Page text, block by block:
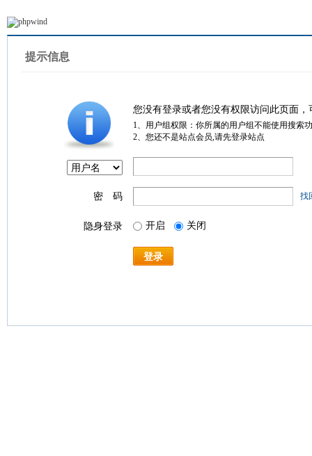
提示信息
您没有登录或者您没有权限访问此页面
1、用户组权限：你所属的用户组不能使用搜索
2、您还不是站点会员,请先登录站点
密 码 找
隐身登录 开启 关闭
登录